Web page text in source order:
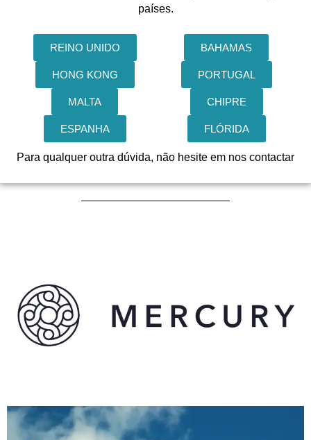
países.
REINO UNIDO BAHAMAS
HONG KONG PORTUGAL
MALTA CHIPRE
ESPANHA FLÓRIDA
Para qualquer outra dúvida, não hesite em nos contactar